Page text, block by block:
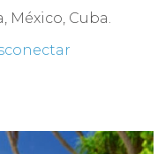
México, Cuba.